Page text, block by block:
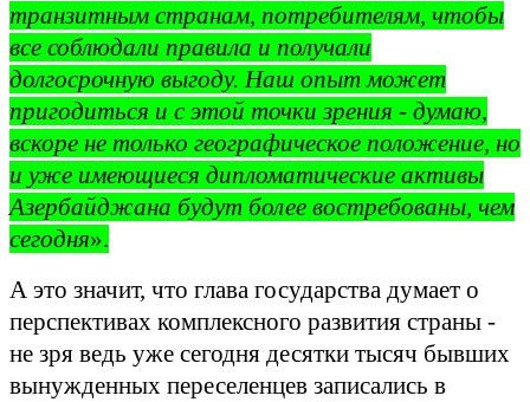
транзитным странам, потребителям, чтобы
все соблюдали правила и получали
долгосрочную выгоду. Наш опыт может
пригодиться и с этой точки зрения - думаю,
вскоре не только географическое положение, но
и уже имеющиеся дипломатические активы
Азербайджана будут более востребованы, чем
сегодня».
А это значит, что глава государства думает о
перспективах комплексного развития страны -
не зря ведь уже сегодня десятки тысяч бывших
вынужденных переселенцев записались в